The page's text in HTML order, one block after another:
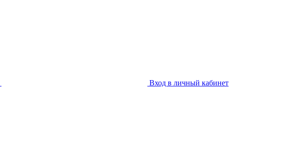
Вход в личный кабинет